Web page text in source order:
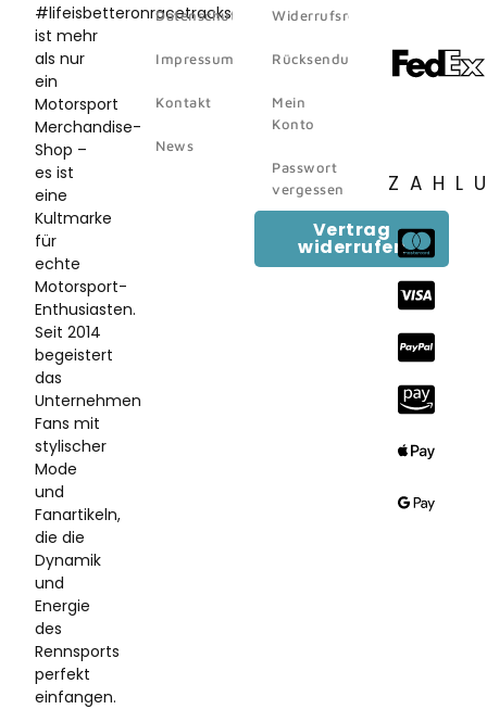
#lifeisbetteronracetracks
ist mehr
als nur
ein
Motorsport
Merchandise-
Shop –
es ist
eine
Kultmarke
für
echte
Motorsport-
Enthusiasten.
Seit 2014
begeistert
das
Unternehmen
Fans mit
stylischer
Mode
und
Fanartikeln,
die die
Dynamik
und
Energie
des
Rennsports
perfekt
einfangen.
Datenschutz
Impressum
Kontakt
News
Widerrufsrecht
Rücksendungen
Mein
Konto
Passwort
vergessen
Vertrag
widerrufen